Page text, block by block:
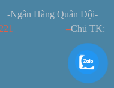
Quân Đội-
–Chủ TK: